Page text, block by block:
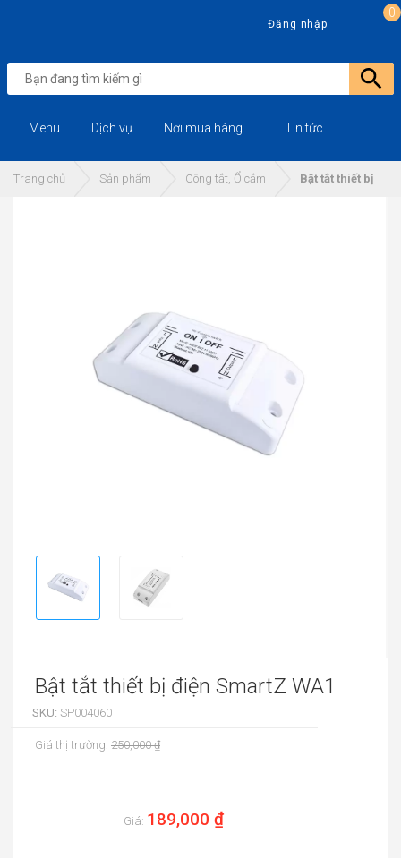
Đăng nhập
0
Menu Dịch vụ Nơi mua hàng Tin tức
Trang chủ Sản phẩm Công tắt, Ổ cắm Bật tắt thiết bị
Bật tắt thiết bị điện SmartZ WA1
SKU: SP004060
Giá thị trường: 250,000 ₫
Giá: 189,000 ₫